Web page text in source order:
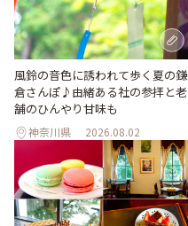
風鈴の音色に誘われて歩く夏の鎌
倉さんぽ♪由緒ある社の参拝と老
舗のひんやり甘味も
神奈川県 2026.08.02